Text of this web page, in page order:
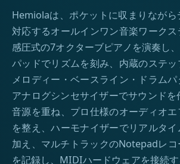
Hemiolaは、ポケットに収まりながら
対応するオールインワン音楽ワークス
感圧式の7オクターブピアノを演奏し
パッドでリズムを刻み、内蔵のステ
メロディー・ベースライン・ドラムパ
アナログシンセサイザーでサウンド
音源を重ね、プロ仕様のオーディオ
を整え、ハーモナイザーでリアルタ
加え、マルチトラックのNotepadレ
を記録し、MIDIハードウェアを接続